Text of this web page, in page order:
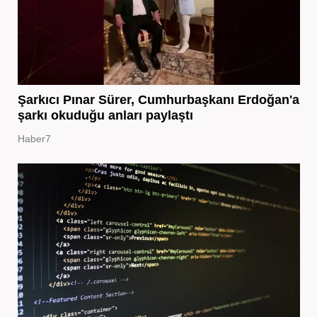
Şarkıcı Pınar Sürer, Cumhurbaşkanı Erdoğan'a
şarkı okuduğu anları paylaştı
Haber7